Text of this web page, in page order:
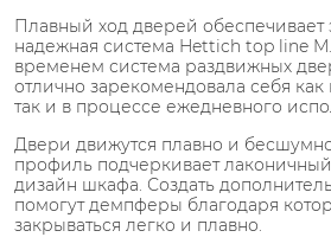
Плавный ход дверей обеспечивает
надежная система Hettich top line
временем система раздвижных
отлично зарекомендовала себя как
так и в процессе ежедневного
Двери движутся плавно и
профиль подчеркивает
дизайн шкафа. Создать
помогут демпферы благодаря
закрываться легко и плавно.